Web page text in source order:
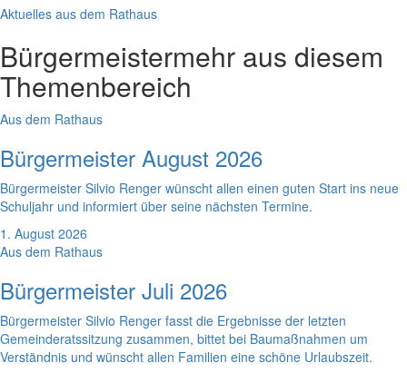
Aktuelles aus dem Rathaus
Bürgermeistermehr aus diesem
Themenbereich
Aus dem Rathaus
Bürgermeister August 2026
Bürgermeister Silvio Renger wünscht allen einen guten Start ins neue
Schuljahr und informiert über seine nächsten Termine.
1. August 2026
Aus dem Rathaus
Bürgermeister Juli 2026
Bürgermeister Silvio Renger fasst die Ergebnisse der letzten
Gemeinderatssitzung zusammen, bittet bei Baumaßnahmen um
Verständnis und wünscht allen Familien eine schöne Urlaubszeit.